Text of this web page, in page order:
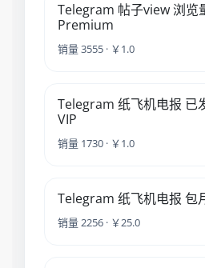
Telegram 帖子view 浏览
Premium
销量 3555 · ￥1.0
Telegram 纸飞机电报 已
VIP
销量 1730 · ￥1.0
Telegram 纸飞机电报 包
销量 2256 · ￥25.0